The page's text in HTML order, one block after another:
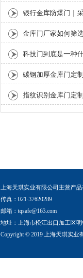
置静音轴承铰链
银行金库防爆门｜
型无缝满焊工艺
金库门厂家如何筛
科技门到底是一种
呢
碳钢加厚金库门定
数金融安防场景。
指纹识别金库门定
作可快速溯源
上海天琪实业有限公司主营产品
传真：021-37620289
邮箱： tqsafe@163.com
地址：上海市松江出口加工区明
Copyright © 2019 上海天琪实业